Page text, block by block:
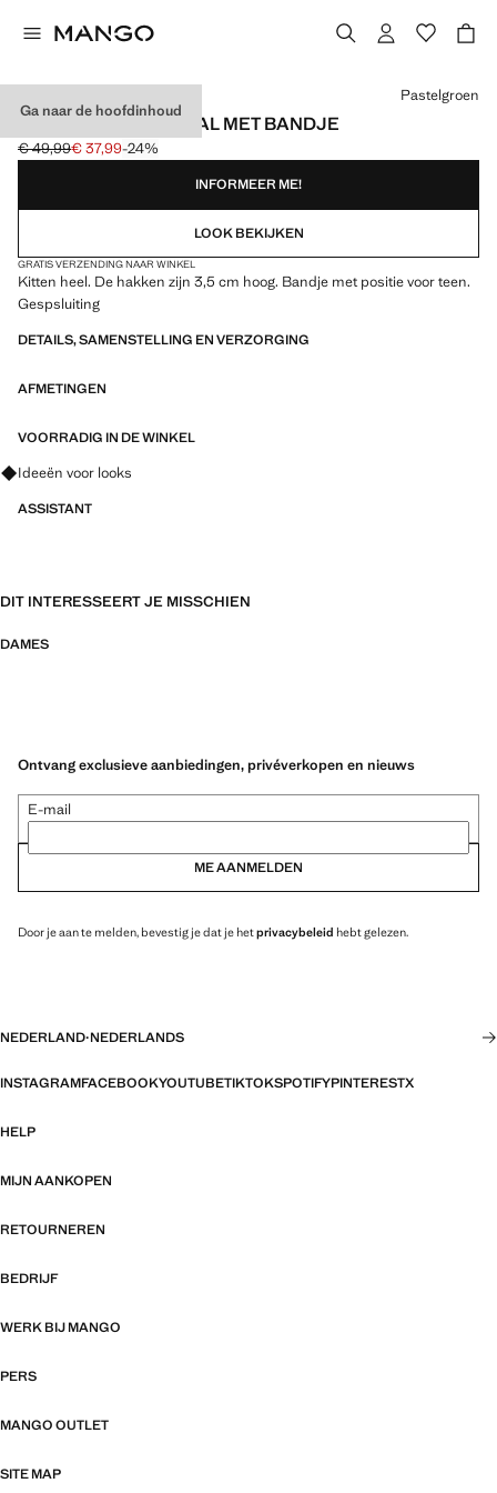
Ga naar de hoofdinhoud
KITTENHEEL SANDAAL MET BANDJE
Oorspronkelijke prijs doorgehaald [€ 49,99 ]
€ 49,99
Huidige prijs [€ 37,99 ]
€ 37,99-24%
Kies een kleur
Pastelgroen
INFORMEER ME!
LOOK BEKIJKEN
GRATIS VERZENDING NAAR WINKEL
Kitten heel. De hakken zijn 3,5 cm hoog. Bandje met positie voor teen.
Gespsluiting
DETAILS, SAMENSTELLING EN VERZORGING
AFMETINGEN
VOORRADIG IN DE WINKEL
Vraag om outfitideeën, kledingstukken en trends
Ideeën voor looks
ASSISTANT
DIT INTERESSEERT JE MISSCHIEN
DAMES
Ontvang exclusieve aanbiedingen, privéverkopen en nieuws
E-mail
ME AANMELDEN
Door je aan te melden, bevestig je dat je hetprivacybeleid hebt gelezen.
NEDERLAND·NEDERLANDS
INSTAGRAMFACEBOOKYOUTUBETIKTOKSPOTIFYPINTERESTX
HELP
MIJN AANKOPEN
RETOURNEREN
BEDRIJF
WERK BIJ MANGO
PERS
MANGO OUTLET
SITE MAP